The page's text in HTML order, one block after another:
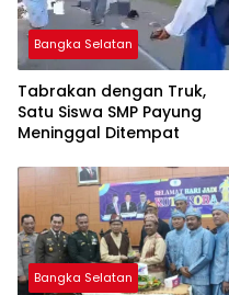
Bangka Selatan
Tabrakan dengan Truk,
Satu Siswa SMP Payung
Meninggal Ditempat
Bangka Selatan